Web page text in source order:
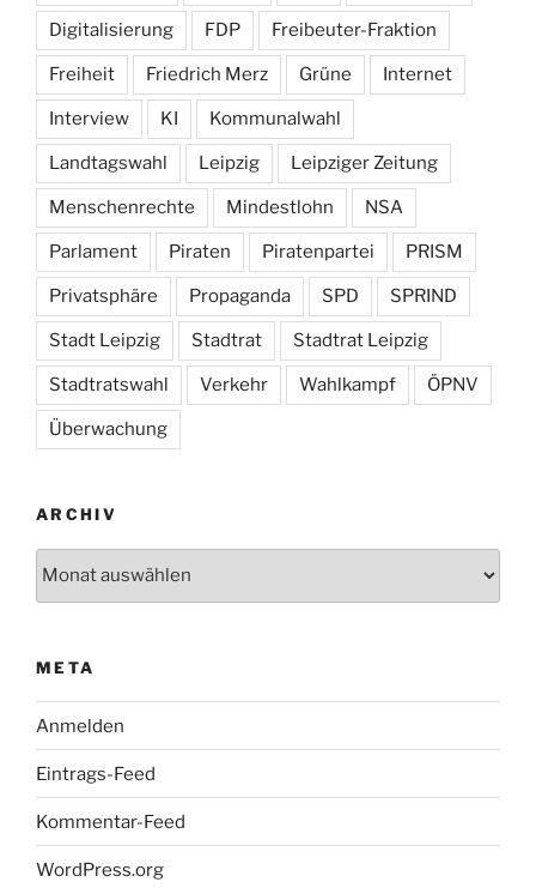
Digitalisierung FDP Freibeuter-Fraktion
Freiheit Friedrich Merz Grüne Internet
Interview KI Kommunalwahl
Landtagswahl Leipzig Leipziger Zeitung
Menschenrechte Mindestlohn NSA
Parlament Piraten Piratenpartei PRISM
Privatsphäre Propaganda SPD SPRIND
Stadt Leipzig Stadtrat Stadtrat Leipzig
Stadtratswahl Verkehr Wahlkampf ÖPNV
Überwachung
ARCHIV
META
Anmelden
Eintrags-Feed
Kommentar-Feed
WordPress.org